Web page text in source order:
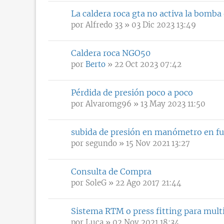
La caldera roca gta no activa la bomba
por Alfredo 33 » 03 Dic 2023 13:49
Caldera roca NGO50
por Berto » 22 Oct 2023 07:42
Pérdida de presión poco a poco
por Alvaromg96 » 13 May 2023 11:50
subida de presión en manómetro en
por segundo » 15 Nov 2021 13:27
Consulta de Compra
por SoleG » 22 Ago 2017 21:44
Sistema RTM o press fitting para